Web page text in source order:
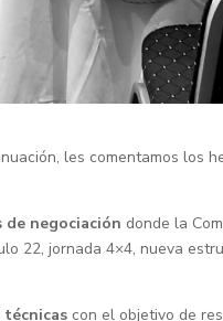
les comentamos los
de negociación donde la
22, jornada 4×4, nueva
técnicas con el objetivo de